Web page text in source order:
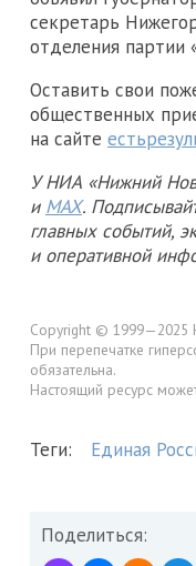
секретарь
отделения партии
Оставить свои
общественных
на сайте
У НИА «Нижний
и MAX.
главных событий,
и оперативной
Copyright © 1999—2025
При перепечатке
обязательна.
Настоящий ресурс
Теги: Единая
Поделиться: